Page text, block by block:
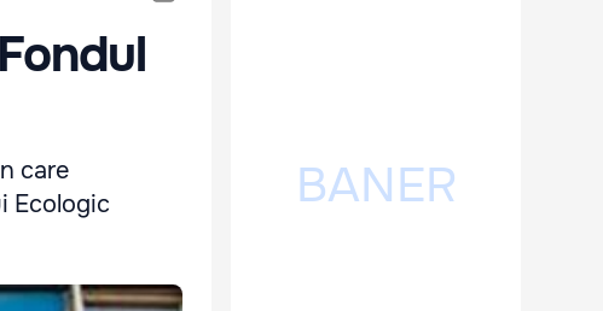
care
Ecologic